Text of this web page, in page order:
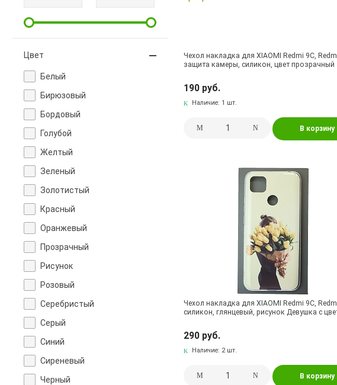
Цвет
Белый
Бирюзовый
Бордовый
Голубой
Желтый
Зеленый
Золотистый
Красный
Оранжевый
Прозрачный
Рисунок
Розовый
Серебристый
Серый
Синий
Сиреневый
Черный
Чехол накладка для XIAOMI Redmi 9C,
защита камеры, силикон, цвет прозрачный
190 руб.
Наличие: 1 шт.
В корзину
Чехол накладка для XIAOMI Redmi 9C,
силикон, глянцевый, рисунок Девушка с
290 руб.
Наличие: 2 шт.
В корзину